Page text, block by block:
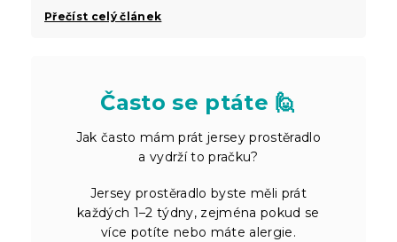
Přečíst celý článek
Často se ptáte 🙋
Jak často mám prát jersey prostěradlo
a vydrží to pračku?
Jersey prostěradlo byste měli prát
každých 1–2 týdny, zejména pokud se
více potíte nebo máte alergie.